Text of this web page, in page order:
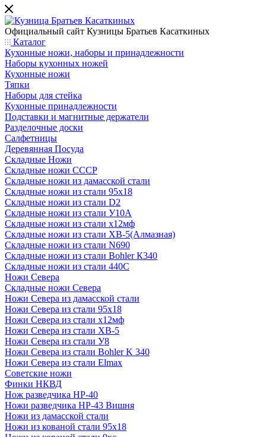
Официальный сайт Кузницы Братьев Касаткиных
Каталог
Кухонные ножи, наборы и принадлежности
Наборы кухонных ножей
Кухонные ножи
Тяпки
Наборы для стейка
Кухонные принадлежности
Подставки и магнитные держатели
Разделочные доски
Салфетницы
Деревянная Посуда
Складные Ножи
Cкладные ножи СССР
Складные ножи из дамасской стали
Складные ножи из стали 95х18
Складные ножи из стали D2
Складные ножи из стали У10А
Складные ножи из стали х12мф
Складные ножи из стали ХВ-5(Алмазная)
Складные ножи из стали N690
Складные ножи из стали Bohler К340
Складные ножи из стали 440С
Ножи Севера
Складные ножи Севера
Ножи Севера из дамасской стали
Ножи Севера из стали 95х18
Ножи Севера из стали х12мф
Ножи Севера из стали ХВ-5
Ножи Севера из стали У8
Ножи Севера из стали Bohler K 340
Ножи Севера из стали Elmax
Советские ножи
Финки НКВД
Нож разведчика НР-40
Ножи разведчика НР-43 Вишня
Ножи из дамасской стали
Ножи из кованой стали 95х18